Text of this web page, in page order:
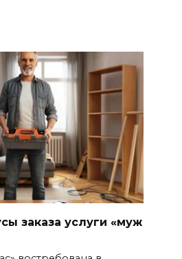
заказа услуги «муж